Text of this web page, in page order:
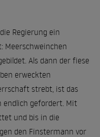
Regierung ein
Meerschweinchen
Als dann der fiese
erweckten
strebt, ist das
endlich gefordert. Mit
und bis in die
den Finstermann vor